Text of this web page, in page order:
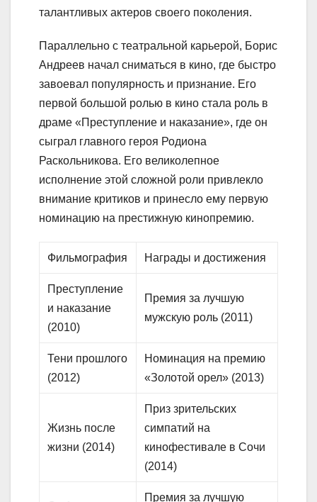
талантливых актеров своего поколения.
Параллельно с театральной карьерой, Борис
Андреев начал сниматься в кино, где быстро
завоевал популярность и признание. Его
первой большой ролью в кино стала роль в
драме «Преступление и наказание», где он
сыграл главного героя Родиона
Раскольникова. Его великолепное
исполнение этой сложной роли привлекло
внимание критиков и принесло ему первую
номинацию на престижную кинопремию.
Фильмография Награды и достижения
Преступление
и наказание
(2010)
Премия за лучшую
мужскую роль (2011)
Тени прошлого
(2012)
Номинация на премию
«Золотой орел» (2013)
Жизнь после
жизни (2014)
Приз зрительских
симпатий на
кинофестивале в Сочи
(2014)
Премия за лучшую